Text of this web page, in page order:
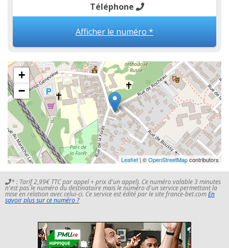
Téléphone
Afficher le numéro *
+
−
Leaflet | ©OpenStreetMapcontributors
* : Tarif 2,99€ TTC par appel + prix d'un appel). Ce numéro valable 3 minutes
n'est pas le numéro du destinataire mais le numéro d'un service permettant la
mise en relation avec celui-ci. Ce service est édité par le site france-bet.comEn
savoir plus sur ce numéro ?